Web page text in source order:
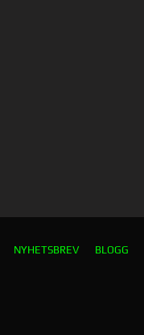
NYHETSBREV BLOGG